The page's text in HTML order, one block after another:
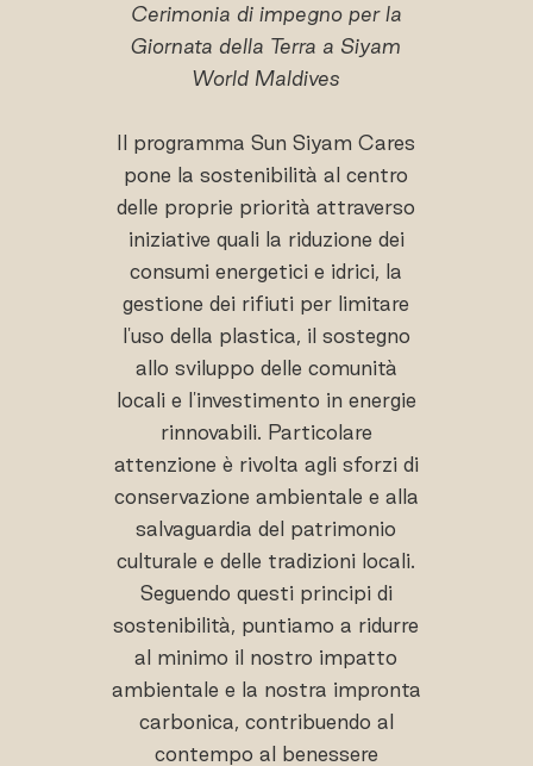
Cerimonia di impegno per la
Giornata della Terra a Siyam
World Maldives
Il programma Sun Siyam Cares
pone la sostenibilità al centro
delle proprie priorità attraverso
iniziative quali la riduzione dei
consumi energetici e idrici, la
gestione dei rifiuti per limitare
l'uso della plastica, il sostegno
allo sviluppo delle comunità
locali e l'investimento in energie
rinnovabili. Particolare
attenzione è rivolta agli sforzi di
conservazione ambientale e alla
salvaguardia del patrimonio
culturale e delle tradizioni locali.
Seguendo questi principi di
sostenibilità, puntiamo a ridurre
al minimo il nostro impatto
ambientale e la nostra impronta
carbonica, contribuendo al
contempo al benessere